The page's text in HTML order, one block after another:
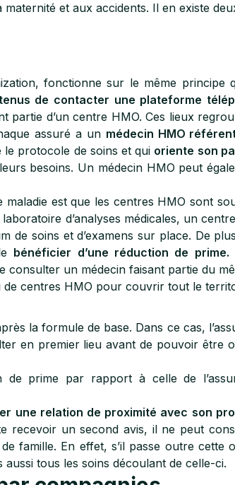
et aux accidents. Il en existe
fonctionne sur le même principe
de contacter une plateforme
partie d’un centre HMO. Ces lieux
assuré a un médecin HMO
le protocole de soins et qui oriente son
besoins. Un médecin HMO peut
maladie est que les centres HMO sont
d’analyses médicales, un
de soins et d’examens sur place. De
bénéficier d’une réduction de prime.
consulter un médecin faisant partie du
centres HMO pour couvrir tout le
la formule de base. Dans ce cas,
en premier lieu avant de pouvoir être
de prime par rapport à celle de
une relation de proximité avec son
recevoir un second avis, il ne peut
famille. En effet, s’il passe outre cette
tous les soins découlant de celle-ci.